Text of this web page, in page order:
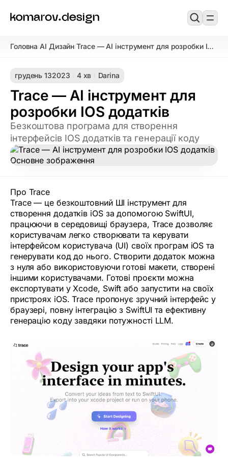
Головна/AI Дизайн/Trace — AI інструмент для розробки IOS
грудень 132023 4 хв Darina
Trace — AI інструмент для
розробки IOS додатків
Безкоштова програма для створення
інтерфейсів IOS додатків та генерації коду
Про Trace
Trace — це безкоштовний ШІ інструмент для
створення додатків iOS за допомогою SwiftUI,
працюючи в середовищі браузера, Trace дозволяє
користувачам легко створювати та керувати
інтерфейсом користувача (UI) своїх програм iOS та
генерувати код до нього. Створити додаток можна
з нуля або використовуючи готові макети, створені
іншими користувачами. Готові проєкти можна
експортувати у Xcode, Swift або запустити на своїх
пристроях iOS. Trace пропонує зручний інтерфейс у
браузері, повну інтеграцію з SwiftUI та ефективну
генерацію коду завдяки потужності LLM.